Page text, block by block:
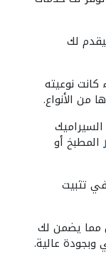
لك
نوعيته
من الأنواع.
المطبخ أو
تثبيت
مما يضمن لك
عالية.